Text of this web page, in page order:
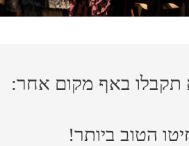
תקבלו באף מקום אחר:
הטוב ביותר!